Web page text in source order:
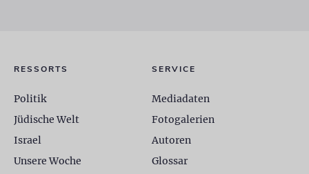
RESSORTS
Politik
Jüdische Welt
Israel
Unsere Woche
SERVICE
Mediadaten
Fotogalerien
Autoren
Glossar